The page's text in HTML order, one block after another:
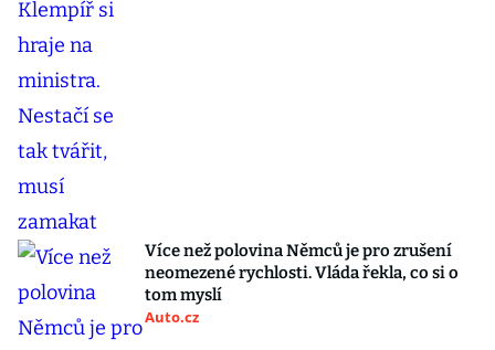
Více než polovina Němců je pro zrušení
neomezené rychlosti. Vláda řekla, co si o
tom myslí
Auto.cz